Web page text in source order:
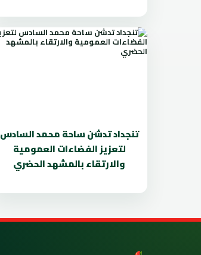
تنجداد تدشن ساحة محمد السادس
لتعزيز الفضاءات العمومية
والارتقاء بالمشهد الحضري